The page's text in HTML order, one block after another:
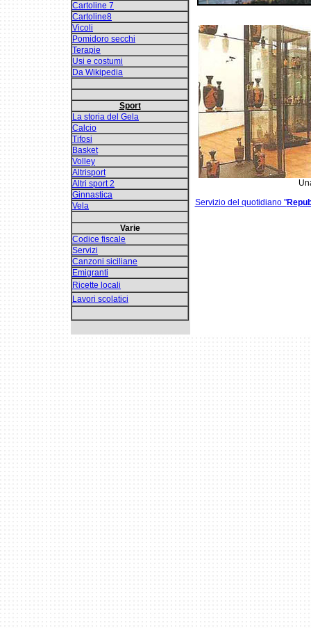
Cartoline 7
Cartoline8
Vicoli
Pomidoro secchi
Terapie
Usi e costumi
Da Wikipedia
Sport
La storia del Gela
Calcio
Tifosi
Basket
Volley
Altrisport
Altri sport 2
Ginnastica
Vela
Varie
Codice fiscale
Servizi
Canzoni siciliane
Emigranti
Ricette locali
Lavori scolatici
Servizio del quotidiano "